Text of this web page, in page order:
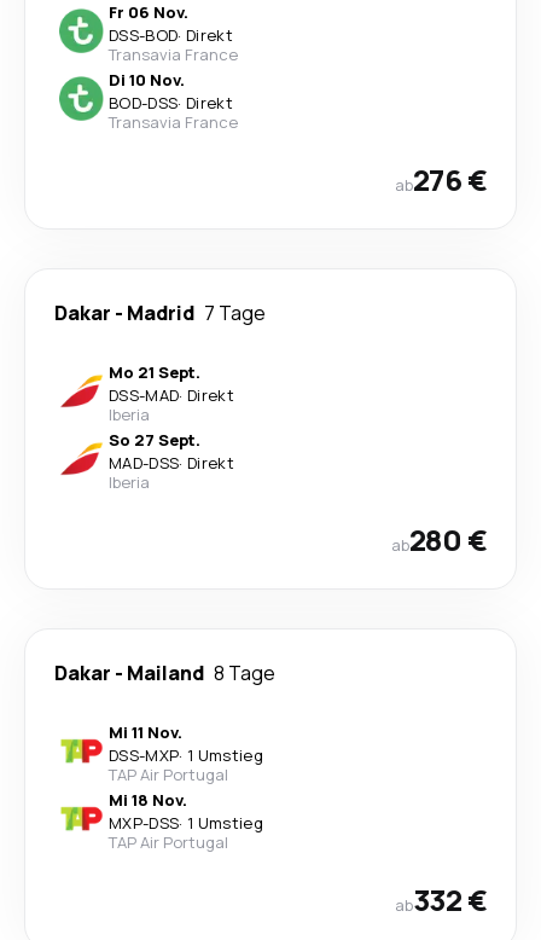
Fr 06 Nov.
DSS-BOD· Direkt
Transavia France
Di 10 Nov.
BOD-DSS· Direkt
Transavia France
ab276 €
Dakar - Madrid 7 Tage
Mo 21 Sept.
DSS-MAD· Direkt
Iberia
So 27 Sept.
MAD-DSS· Direkt
Iberia
ab280 €
Dakar - Mailand 8 Tage
Mi 11 Nov.
DSS-MXP· 1 Umstieg
TAP Air Portugal
Mi 18 Nov.
MXP-DSS· 1 Umstieg
TAP Air Portugal
ab332 €